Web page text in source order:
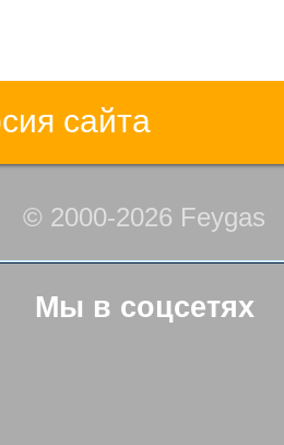
сайта
© 2000-2026 Feygas
Мы в соцсетях